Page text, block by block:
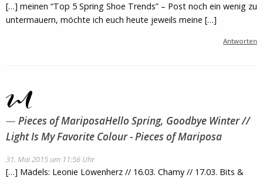
[…] meinen “Top 5 Spring Shoe Trends” – Post noch ein wenig zu
untermauern, möchte ich euch heute jeweils meine […]
Antworten
Pieces of MariposaHello Spring, Goodbye Winter //
Light Is My Favorite Colour - Pieces of Mariposa
31. Mai 2015 um 11:56 Uhr
[…] Mädels: Leonie Löwenherz // 16.03. Chamy // 17.03. Bits &